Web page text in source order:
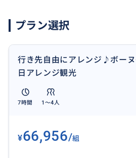
プラン選択
行き先自由にアレンジ♪ボー
日アレンジ観光
7時間 1〜4人
¥66,956/組